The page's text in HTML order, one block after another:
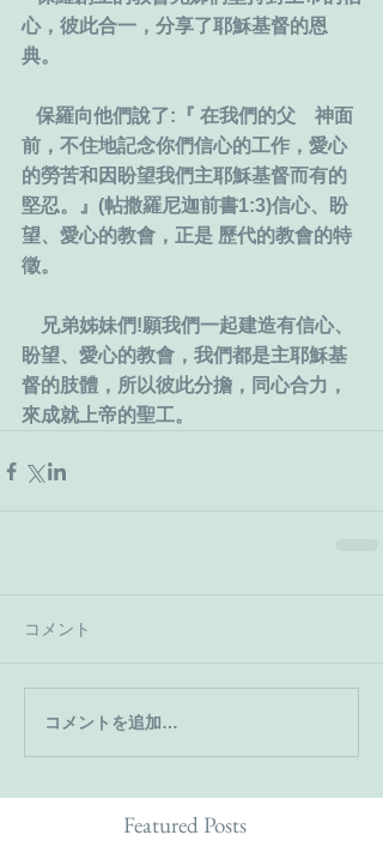
心，彼此合一，分享了耶穌基督的恩
典。
前，不住地記念你們信心的工作，愛心
的勞苦和因盼望我們主耶穌基督而有的
堅忍。』(帖撒羅尼迦前書1:3)信心、盼
望、愛心的教會，正是 歷代的教會的特
徵。
盼望、愛心的教會，我們都是主耶穌基
督的肢體，所以彼此分擔，同心合力，
來成就上帝的聖工。
コメント
コメントを追加…
Featured Posts